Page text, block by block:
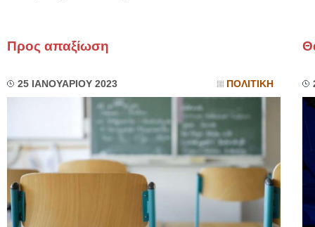
Προς απαξίωση
25 ΙΑΝΟΥΑΡΙΟΥ 2023 ΠΟΛΙΤΙΚΗ